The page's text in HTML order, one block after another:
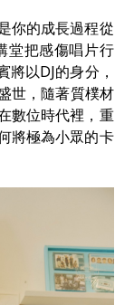
你的成長過程從
堂把感傷唱片行
以DJ的身分，
世，隨著質樸材
數位時代裡，重
將極為小眾的卡